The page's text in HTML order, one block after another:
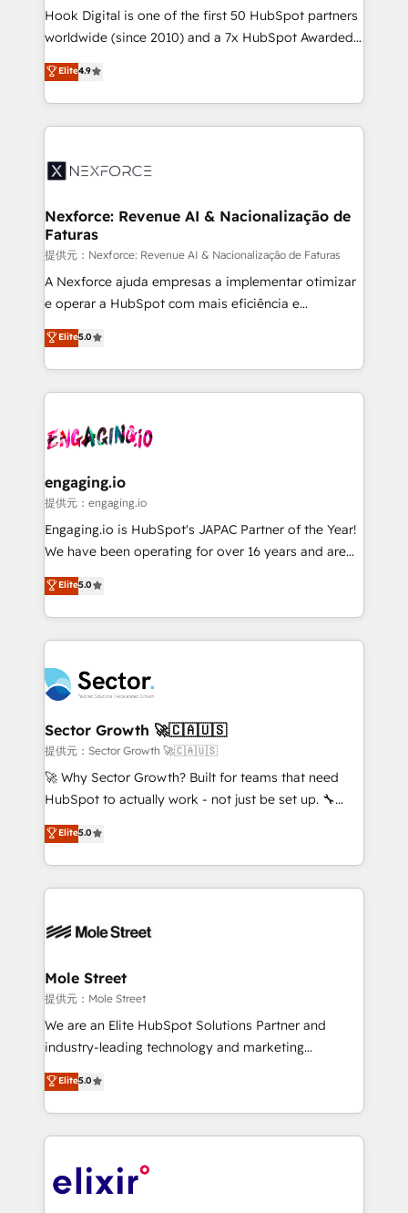
reach their full potential by providing transparent,
relationship-driven support. With over 300 HubSpot
technical know-how and strategic guidance you
need to succeed.
Hook Digital is one of the first 50 HubSpot partners
worldwide (since 2010) and a 7x HubSpot Awarded
Elite Partner. With 500+ projects across the U.S.,
Brazil, and LATAM, we combine global expertise with
regional experience. Today, we are Brazil’s largest
HubSpot Elite Partner—trusted by companies across
Implementation & Migration Onboarding across all
Station, Freshdesk, Intercom, and more. Custom
objects, automations, and integrations built for
growth. 🚀 AI-Driven GTM Orchestration Unify
HubSpot with LinkedIn, WhatsApp, email, paid
media, and AI voice to drive pipeline. 🤖 AI Custom
prospecting, follow-ups, service triage, and
knowledge retrieval—built in HubSpot. ⚡ Fast-Track
advanced optimization & adoption 📍 São Paulo, BR
• Des Moines, IA • New York, NY
Elite4.9
Nexforce: Revenue AI & Nacionalização de
Faturas
提供元：Nexforce: Revenue AI & Nacionalização de Faturas
A Nexforce ajuda empresas a implementar otimizar
e operar a HubSpot com mais eficiência e
previsibilidade de receita. Combinamos Revenue
Operations (RevOps) e Inteligência Artificial para
estruturar processos integrar sistemas organizar
dados e automatizar operações. O objetivo é
operacional de receita conectando equipes
Também somos distribuidores oficiais da HubSpot
e de mais de 150 softwares globais permitindo
contratar e pagar a HubSpot em reais com nota
fiscal no Brasil e gerar economia de até 50% na
Oferecemos ainda agentes de IA especializados em
HubSpot que automatizam tarefas executam rotinas
empresas em 13 países utilizam a Nexforce. Somos
a maior parceira da HubSpot na América Latina e
líder no ranking global de sucesso do cliente da
HubSpot.
Elite5.0
engaging.io
提供元：engaging.io
Engaging.io is HubSpot's JAPAC Partner of the Year!
We have been operating for over 16 years and are
one of HubSpot's most experienced and technically
capable Agency Partners globally. We specialise in
complex CRM migrations, implementations,
integrations, custom CMS portal development,
businesses. Our teams are based in North America
and APAC. We are HubSpot's top-ranked Advanced
Implementation Certified Partner and we contribute
to their advisory council. We strive to do 'good work
with good people' and have worked with incredible
brands. You can see some of them on our website,
Elite5.0
Sector Growth 🚀🇨🇦🇺🇸
提供元：Sector Growth 🚀🇨🇦🇺🇸
🚀 Why Sector Growth? Built for teams that need
HubSpot to actually work - not just be set up. 🔧
HubSpot Experts: Onboarding, migrations,
automation, and training built for adoption. ⚡ Highly
Technical Execution: ERP, EMR and Custom
Integrations; complex builds delivered in weeks, not
workflows; automation agents; process optimization
Healthcare: HIPAA implementations; secure data
workflows 💼 Financial Services: compliant
workflows; audit-ready reporting ⚖️ Legal: client
intake; pipeline and document workflows 🛒 E-
revenue automation 🏢 Real Estate: deal pipelines;
portfolio and lifecycle management 🏭
HIPAA-aware; CASL-compliant; GDPR-ready
implementations where required 💡 Why 500+
Elite5.0
Mole Street
提供元：Mole Street
We are an Elite HubSpot Solutions Partner and
industry-leading technology and marketing
consultancy. Our focus is on enterprise and mid-
market B2B companies globally that want a strategic
approach to execute their goals through creative
applications of our solutions; Technical HubSpot
Design, Migrations + Integrations. Mole Street’s
Elite5.0